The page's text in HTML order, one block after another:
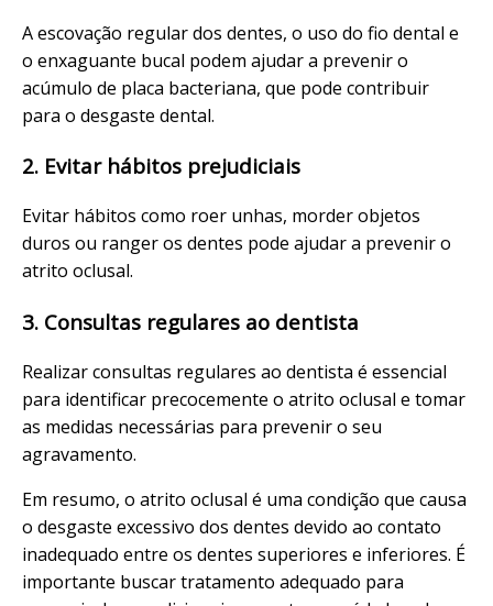
A escovação regular dos dentes, o uso do fio dental e
o enxaguante bucal podem ajudar a prevenir o
acúmulo de placa bacteriana, que pode contribuir
para o desgaste dental.
2. Evitar hábitos prejudiciais
Evitar hábitos como roer unhas, morder objetos
duros ou ranger os dentes pode ajudar a prevenir o
atrito oclusal.
3. Consultas regulares ao dentista
Realizar consultas regulares ao dentista é essencial
para identificar precocemente o atrito oclusal e tomar
as medidas necessárias para prevenir o seu
agravamento.
Em resumo, o atrito oclusal é uma condição que causa
o desgaste excessivo dos dentes devido ao contato
inadequado entre os dentes superiores e inferiores. É
importante buscar tratamento adequado para